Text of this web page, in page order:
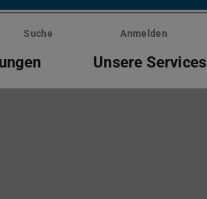
Suche Anmelden
Unsere Services